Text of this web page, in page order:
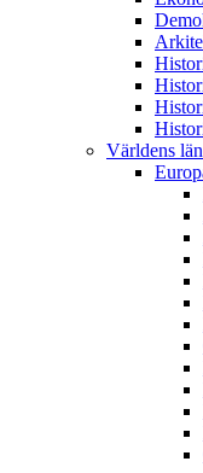
Världens